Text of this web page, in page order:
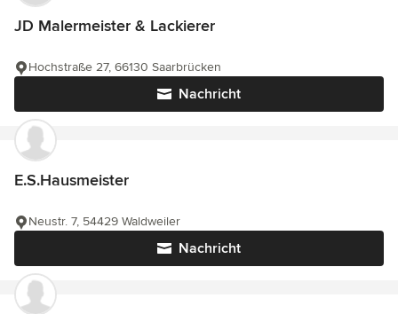
JD Malermeister & Lackierer
Nachricht
Hochstraße 27, 66130 Saarbrücken
E.S.Hausmeister
Nachricht
Neustr. 7, 54429 Waldweiler